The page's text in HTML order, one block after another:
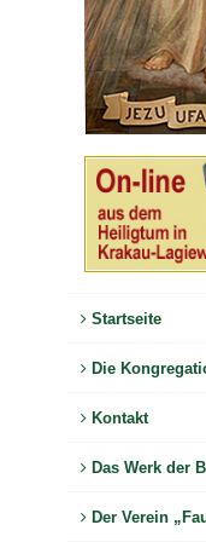
Startseite
Die
Kontakt
Das Werk der
Der Verein